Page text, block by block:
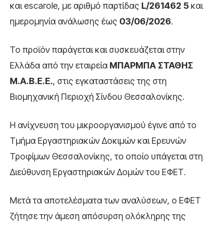
και escarole, με αριθμό παρτίδας L/261462 5 και
ημερομηνία ανάλωσης έως 03/06/2026.
Το προϊόν παράγεται και συσκευάζεται στην
Ελλάδα από την εταιρεία ΜΠΑΡΜΠΑ ΣΤΑΘΗΣ
Μ.Α.Β.Ε.Ε., στις εγκαταστάσεις της στη
Βιομηχανική Περιοχή Σίνδου Θεσσαλονίκης.
Η ανίχνευση του μικροοργανισμού έγινε από το
Τμήμα Εργαστηριακών Δοκιμών και Ερευνών
Τροφίμων Θεσσαλονίκης, το οποίο υπάγεται στη
Διεύθυνση Εργαστηριακών Δομών του ΕΦΕΤ.
Μετά τα αποτελέσματα των αναλύσεων, ο ΕΦΕΤ
ζήτησε την άμεση απόσυρση ολόκληρης της